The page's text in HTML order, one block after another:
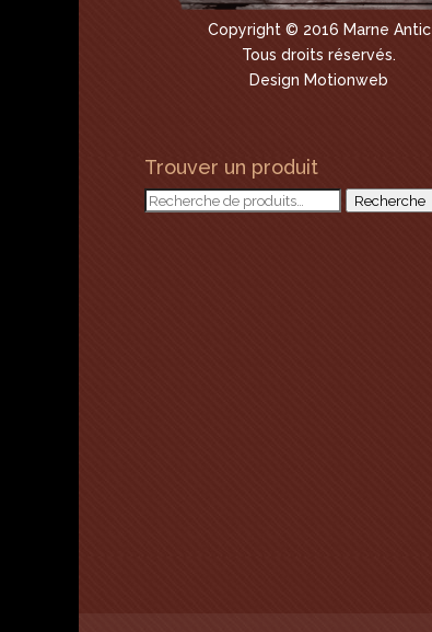
Copyright © 2016 Marne Antic
Tous droits réservés.
Design Motionweb
Trouver un produit
Recherche
Recherche